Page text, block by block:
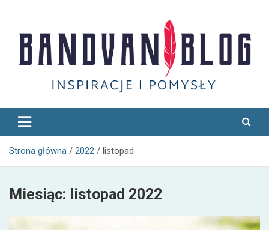
content
Bandvan
Strona główna 2022 listopad
Miesiąc: listopad 2022